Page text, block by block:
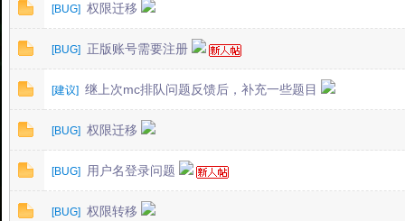
2T [BUG] 权限迁移
[BUG] 正版账号需要注册
[建议] 继上次mc排队问题反馈后，补充一些题目
[BUG] 权限迁移
[BUG] 用户名登录问题
[BUG] 权限转移